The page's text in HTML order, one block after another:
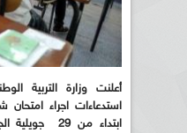
أعلنت وزارة التربية
استدعاءات اجراء
ابتداء من 29